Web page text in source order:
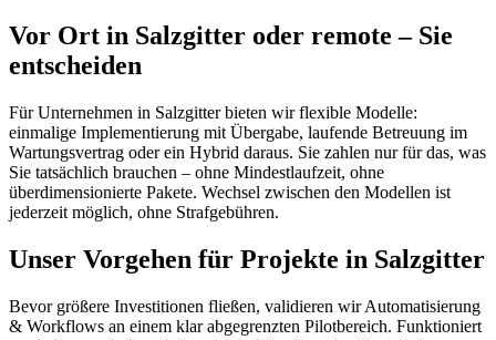
Vor Ort in Salzgitter oder remote – Sie
entscheiden
Für Unternehmen in Salzgitter bieten wir flexible Modelle:
einmalige Implementierung mit Übergabe, laufende Betreuung im
Wartungsvertrag oder ein Hybrid daraus. Sie zahlen nur für das, was
Sie tatsächlich brauchen – ohne Mindestlaufzeit, ohne
überdimensionierte Pakete. Wechsel zwischen den Modellen ist
jederzeit möglich, ohne Strafgebühren.
Unser Vorgehen für Projekte in Salzgitter
Bevor größere Investitionen fließen, validieren wir Automatisierung
& Workflows an einem klar abgegrenzten Pilotbereich. Funktioniert